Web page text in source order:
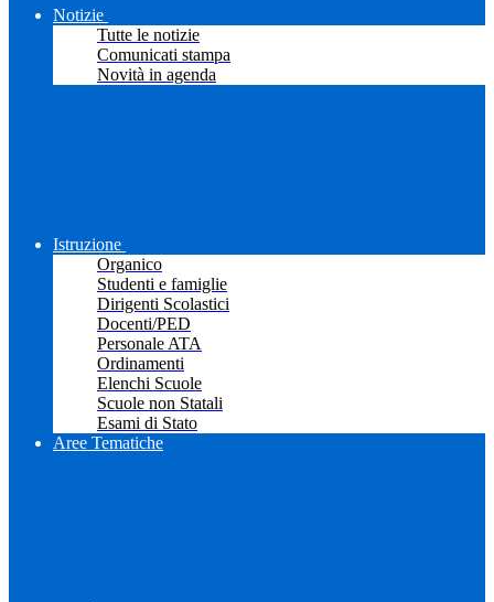
Notizie
Tutte le notizie
Comunicati stampa
Novità in agenda
Istruzione
Organico
Studenti e famiglie
Dirigenti Scolastici
Docenti/PED
Personale ATA
Ordinamenti
Elenchi Scuole
Scuole non Statali
Esami di Stato
Aree Tematiche